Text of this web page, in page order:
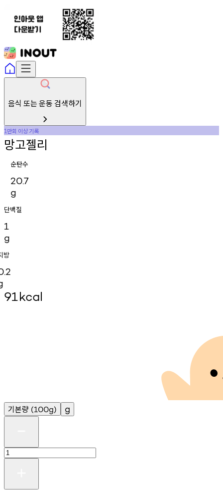
음식 또는 운동 검색하기
1만회 이상기록
망고젤리
순탄수
20.7
g
단백질
1
g
방
91kcal
기본량 (100g) g